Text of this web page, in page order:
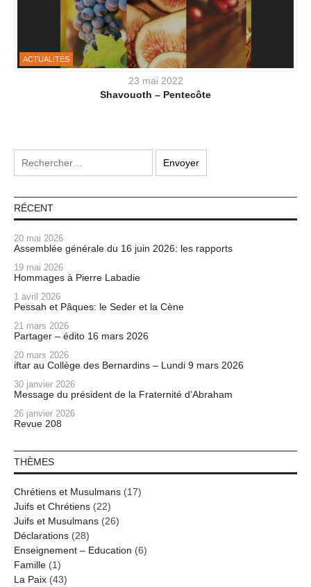
ACTUALITÉS
23 mai 2022
Shavouoth – Pentecôte
RÉCENT
20 mai 2026
Assemblée générale du 16 juin 2026: les rapports
19 mai 2026
Hommages à Pierre Labadie
1 avril 2026
Pessah et Pâques: le Seder et la Cène
21 mars 2026
Partager – édito 16 mars 2026
20 mars 2026
iftar au Collège des Bernardins – Lundi 9 mars 2026
30 janvier 2026
Message du président de la Fraternité d’Abraham
26 janvier 2026
Revue 208
THÈMES
Chrétiens et Musulmans (17)
Juifs et Chrétiens (22)
Juifs et Musulmans (26)
Déclarations (28)
Enseignement – Education (6)
Famille (1)
La Paix (43)